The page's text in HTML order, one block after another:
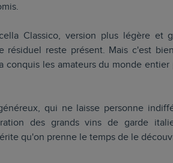
Classico, version plus légère et
résiduel reste présent. Mais c'est
les amateurs du monde entier
qui ne laisse personne
des grands vins de garde
qu'on prenne le temps de le